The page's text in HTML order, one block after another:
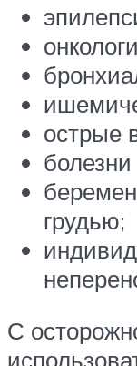
острые
грудью;
С